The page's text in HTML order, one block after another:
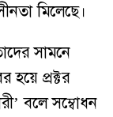
মিলেছে।
সামনে
হয়ে প্রক্টর
বলে সম্বোধন